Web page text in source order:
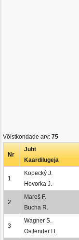
Võistkondade arv: 75
Nr
Juht
Kaardilugeja
1
Kopecký J.
Hovorka J.
2
Mareš F.
Bucha R.
3
Wagner S.
Ostlender H.